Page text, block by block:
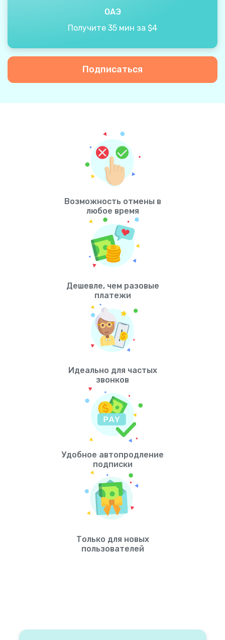
ОАЭ
Получите 35 мин за $4
Подписаться
Возможность отмены в
любое время
Дешевле, чем разовые
платежи
Идеально для частых
звонков
Удобное автопродление
подписки
Только для новых
пользователей